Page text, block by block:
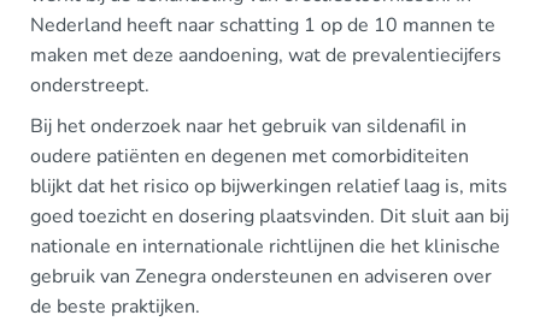
Nederland heeft naar schatting 1 op de 10 mannen te
maken met deze aandoening, wat de prevalentiecijfers
onderstreept.
Bij het onderzoek naar het gebruik van sildenafil in
oudere patiënten en degenen met comorbiditeiten
blijkt dat het risico op bijwerkingen relatief laag is, mits
goed toezicht en dosering plaatsvinden. Dit sluit aan bij
nationale en internationale richtlijnen die het klinische
gebruik van Zenegra ondersteunen en adviseren over
de beste praktijken.